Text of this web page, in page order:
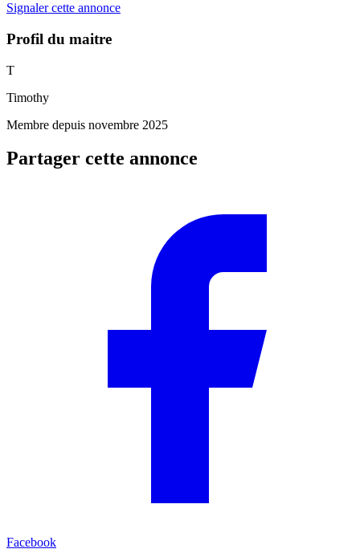
Signaler cette annonce
Profil du maitre
T
Timothy
Membre depuis novembre 2025
Partager cette annonce
Facebook